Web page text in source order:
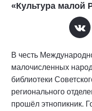
«Культура малой
В честь
малочисленных
библиотеки
регионального
прошёл этнопикник.